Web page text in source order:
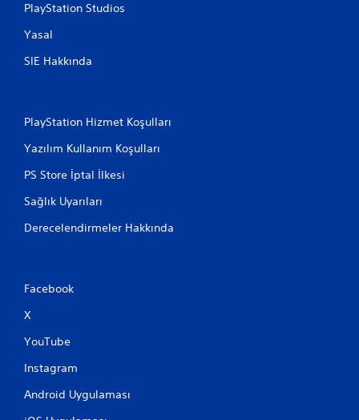
PlayStation Studios
Yasal
SIE Hakkında
PlayStation Hizmet Koşulları
Yazılım Kullanım Koşulları
PS Store İptal İlkesi
Sağlık Uyarıları
Derecelendirmeler Hakkında
Facebook
X
YouTube
Instagram
Android Uygulaması